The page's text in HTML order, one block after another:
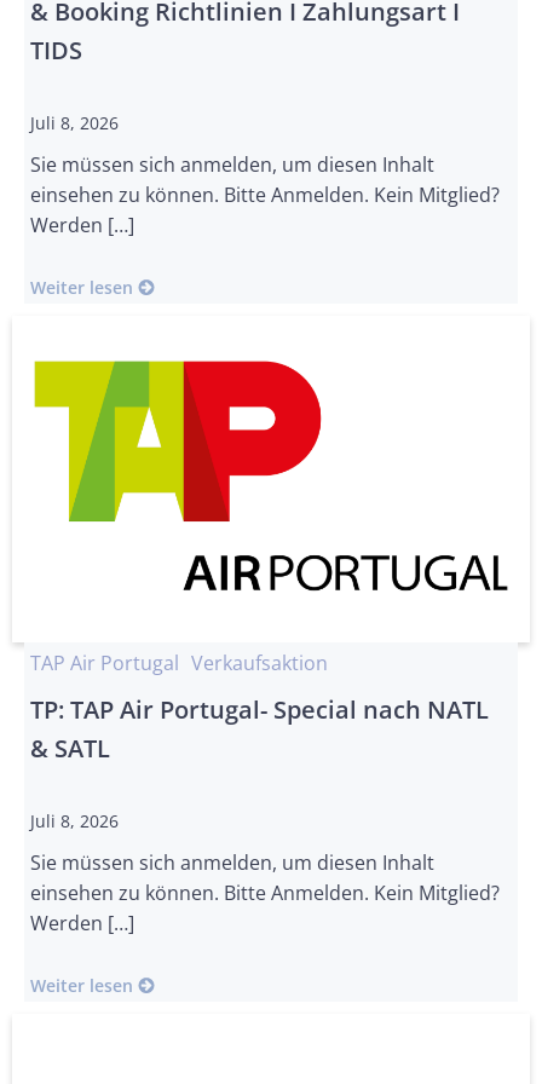
& Booking Richtlinien I Zahlungsart I
TIDS
Juli 8, 2026
Sie müssen sich anmelden, um diesen Inhalt
einsehen zu können. Bitte Anmelden. Kein Mitglied?
Werden […]
Weiter lesen
TAP Air Portugal Verkaufsaktion
TP: TAP Air Portugal- Special nach NATL
& SATL
Juli 8, 2026
Sie müssen sich anmelden, um diesen Inhalt
einsehen zu können. Bitte Anmelden. Kein Mitglied?
Werden […]
Weiter lesen